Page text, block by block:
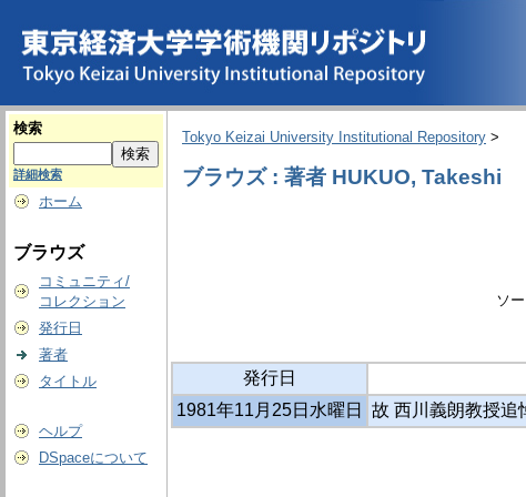
検索
詳細検索
ホーム
ブラウズ
コミュニティ/
コレクション
発行日
著者
タイトル
ヘルプ
DSpaceについて
Tokyo Keizai University Institutional Repository >
ブラウズ : 著者 HUKUO, Takeshi
ソ
発行日
1981年11月25日水曜日
故 西川義朗教授追